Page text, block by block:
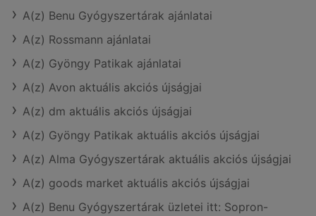
A(z) Benu Gyógyszertárak ajánlatai
A(z) Rossmann ajánlatai
A(z) Gyöngy Patikak ajánlatai
A(z) Avon aktuális akciós újságjai
A(z) dm aktuális akciós újságjai
A(z) Gyöngy Patikak aktuális akciós újságjai
A(z) Alma Gyógyszertárak aktuális akciós újságjai
A(z) goods market aktuális akciós újságjai
A(z) Benu Gyógyszertárak üzletei itt: Sopron-